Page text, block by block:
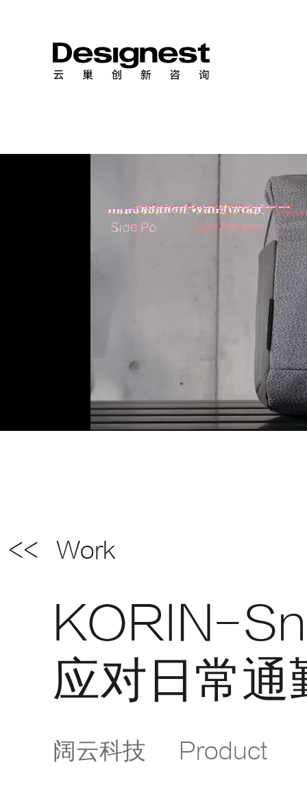
<< Work
KORIN-
应对日常通
阔云科技 Product